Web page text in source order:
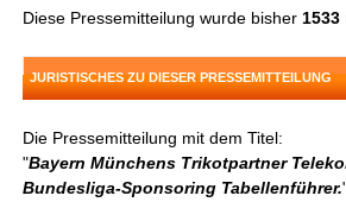
Diese Pressemitteilung wurde bisher 1533
JURISTISCHES ZU DIESER PRESSEMITTEILUNG
Die Pressemitteilung mit dem Titel:
"Bayern Münchens Trikotpartner
Bundesliga-Sponsoring Tabellenführer.